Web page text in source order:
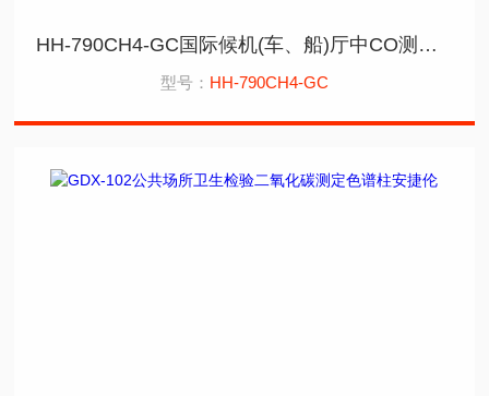
HH-790CH4-GC国际候机(车、船)厅中CO测甲烷转化炉色谱仪
型号： HH-790CH4-GC